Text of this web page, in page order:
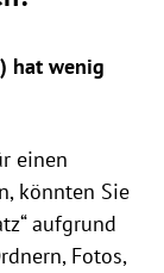
hat wenig
einen
könnten Sie
aufgrund
Fotos,